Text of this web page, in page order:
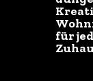
für